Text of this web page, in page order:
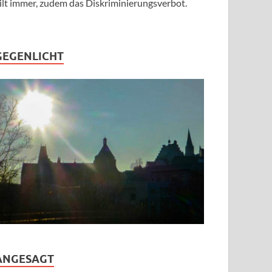
immer, zudem das Diskriminierungsverbot.